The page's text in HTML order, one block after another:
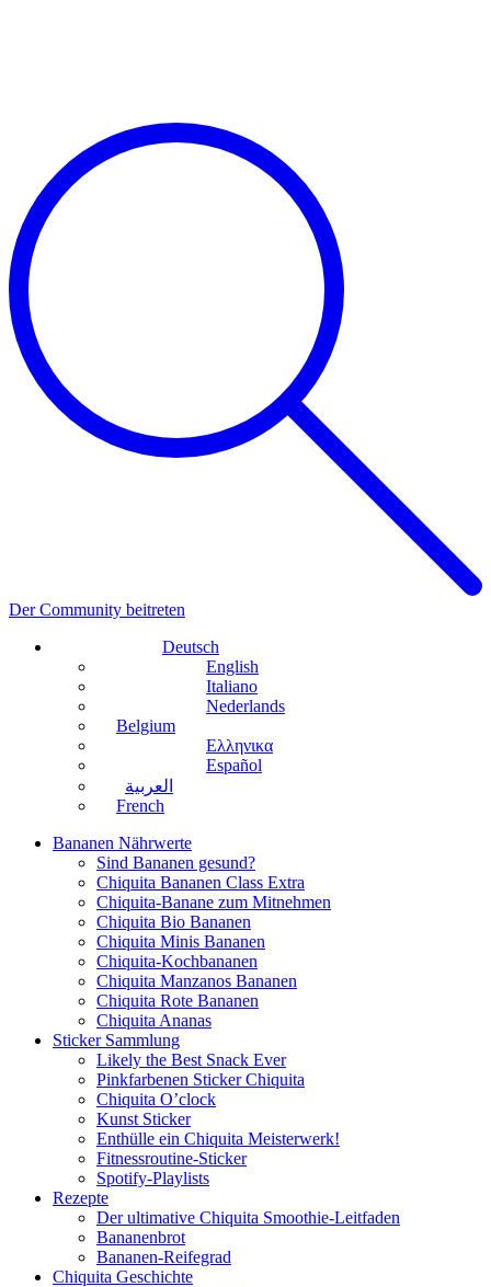
Der Community beitreten
Deutsch
English
Italiano
Nederlands
Belgium
Ελληνικα
Español
العربية
French
Bananen Nährwerte
Sind Bananen gesund?
Chiquita Bananen Class Extra
Chiquita-Banane zum Mitnehmen
Chiquita Bio Bananen
Chiquita Minis Bananen
Chiquita-Kochbananen
Chiquita Manzanos Bananen
Chiquita Rote Bananen
Chiquita Ananas
Sticker Sammlung
Likely the Best Snack Ever
Pinkfarbenen Sticker Chiquita
Chiquita O’clock
Kunst Sticker
Enthülle ein Chiquita Meisterwerk!
Fitnessroutine-Sticker
Spotify-Playlists
Rezepte
Der ultimative Chiquita Smoothie-Leitfaden
Bananenbrot
Bananen-Reifegrad
Chiquita Geschichte